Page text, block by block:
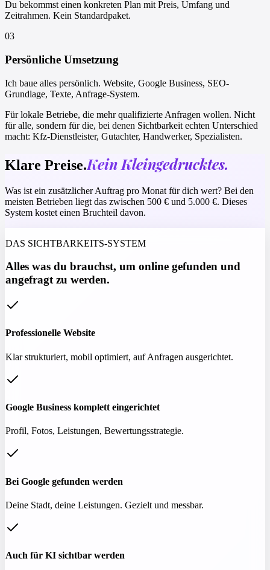
Du bekommst einen konkreten Plan mit Preis, Umfang und
Zeitrahmen. Kein Standardpaket.
03
Persönliche Umsetzung
Ich baue alles persönlich. Website, Google Business, SEO-
Grundlage, Texte, Anfrage-System.
Für lokale Betriebe, die mehr qualifizierte Anfragen wollen. Nicht
für alle, sondern für die, bei denen Sichtbarkeit echten Unterschied
macht: Kfz-Dienstleister, Gutachter, Handwerker, Spezialisten.
Klare Preise.Kein Kleingedrucktes.
Was ist ein zusätzlicher Auftrag pro Monat für dich wert? Bei den
meisten Betrieben liegt das zwischen 500 € und 5.000 €. Dieses
System kostet einen Bruchteil davon.
DAS SICHTBARKEITS-SYSTEM
Alles was du brauchst, um online gefunden und
angefragt zu werden.
Professionelle Website
Klar strukturiert, mobil optimiert, auf Anfragen ausgerichtet.
Google Business komplett eingerichtet
Profil, Fotos, Leistungen, Bewertungsstrategie.
Bei Google gefunden werden
Deine Stadt, deine Leistungen. Gezielt und messbar.
Auch für KI sichtbar werden